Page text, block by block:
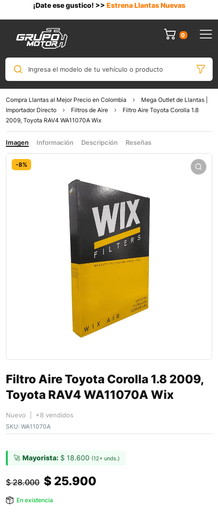
¡Date ese gustico! >> Estrena Llantas Nuevas
0
Ingresa el modelo de tu vehículo o producto
Compra Llantas al Mejor Precio en Colombia
Mega Outlet de Llantas |
Importador Directo
Filtros de Aire
Filtro Aire Toyota Corolla 1.8
2009, Toyota RAV4 WA11070A Wix
Imagen Información Descripción Reseñas
-8%
Filtro Aire Toyota Corolla 1.8 2009,
Toyota RAV4 WA11070A Wix
Nuevo | +8 vendidos
SKU: WA11070A
🚀 Mayorista: $ 18.600 (12+ unds.)
$28.000 $ 25.900
En existencia